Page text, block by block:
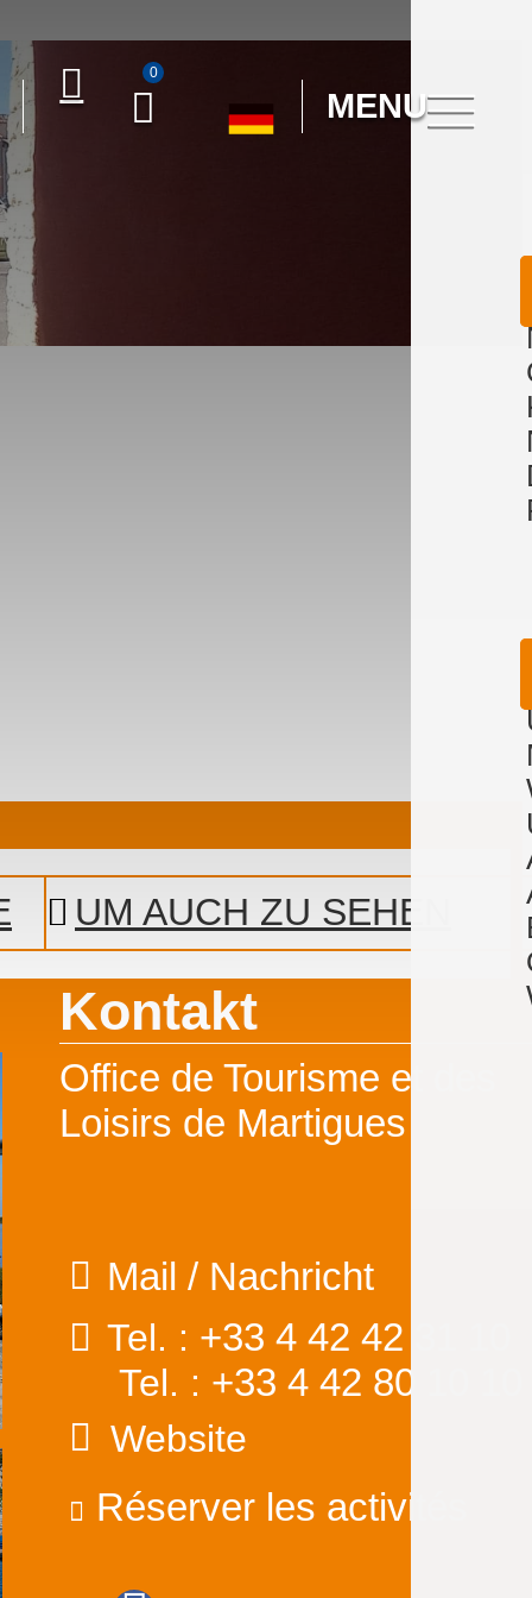
0
MENU
UM AUCH ZU SEHEN
Kontakt
Office de Tourisme et des
Loisirs de Martigues
Mail / Nachricht
Tel. : +33 4 42 42 31 10
Tel. : +33 4 42 80 10 10
Website
Réserver les activités